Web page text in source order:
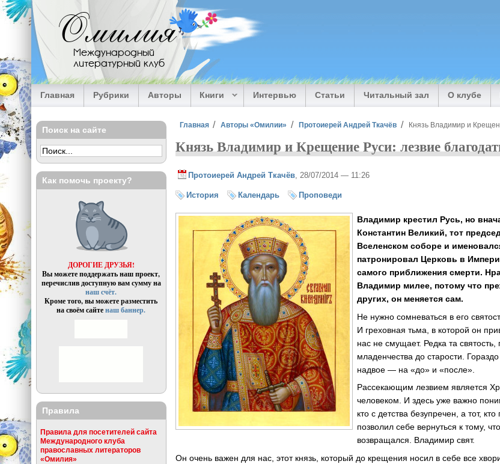
Перейти к основному содержанию
Омилия
Международный
литературный клуб
Главная Рубрики Авторы Книги Интервью Статьи Читальный зал О клубе
Вы здесь
Главная Авторы «Омилии» Протоиерей Андрей Ткачёв Князь Владимир и
Князь Владимир и Крещение Руси: лезвие
Протоиерей Андрей Ткачёв , 28/07/2014 — 11:26
История Календарь Проповеди
Владимир крестил Русь, но
Константин Великий, тот
Вселенском соборе и
патронировал Церковь в
самого приближения смерти.
Владимир милее, потому что
других, он меняется сам.
Не нужно сомневаться в его
И греховная тьма, в которой он
нас не смущает. Редка та святость,
младенчества до старости.
надвое — на «до» и «после».
Рассекающим лезвием является
человеком. И здесь уже важно
кто с детства безупречен, а тот,
позволил себе вернуться к тому,
возвращался. Владимир свят.
Он очень важен для нас, этот князь, который до крещения носил в себе все
Поиск на сайте
Как помочь проекту?
ДОРОГИЕ ДРУЗЬЯ!
Вы можете поддержать наш проект,
перечислив доступную вам сумму на
наш счёт.
Кроме того, вы можете разместить
на своём сайтенаш баннер.
Правила
Правила для посетителей сайта
Международного клуба
православных литераторов
«Омилия»